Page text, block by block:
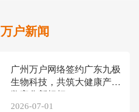
万户新闻
广州万户网络签约广东九极
生物科技，共筑大健康产业
2026-07-01